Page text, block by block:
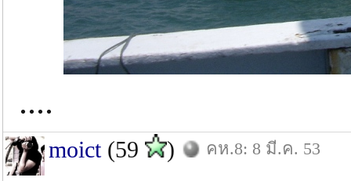
....
moict(59 ) คห.8: 8 มี.ค. 53